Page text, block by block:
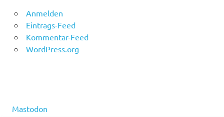
Anmelden
Eintrags-Feed
Kommentar-Feed
WordPress.org
Mastodon